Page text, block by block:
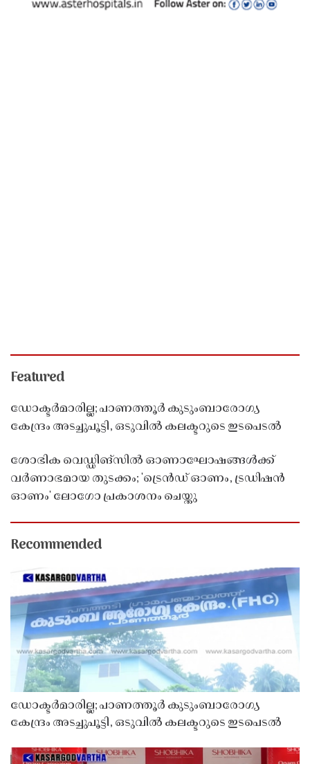
Featured
ഡോക്ടർമാരില്ല; പാണത്തൂർ കുടുംബാരോഗ്യ
കേന്ദ്രം അടച്ചുപൂട്ടി, ഒടുവിൽ കലക്ടറുടെ ഇടപെടൽ
ശോഭിക വെഡ്ഡിങ്സിൽ ഓണാഘോഷങ്ങൾക്ക്
വർണാഭമായ തുടക്കം; 'ട്രെൻഡ് ഓണം, ട്രഡിഷൻ
ഓണം' ലോഗോ പ്രകാശനം ചെയ്തു
Recommended
ഡോക്ടർമാരില്ല; പാണത്തൂർ കുടുംബാരോഗ്യ
കേന്ദ്രം അടച്ചുപൂട്ടി, ഒടുവിൽ കലക്ടറുടെ ഇടപെടൽ